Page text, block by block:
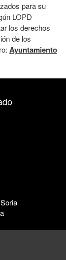
para su
LOPD
los derechos
de los
Ayuntamiento